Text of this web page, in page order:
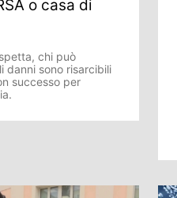
o casa di
chi può
danni sono risarcibili
successo per